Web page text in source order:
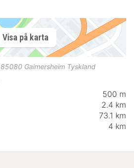
Visa på karta
85080 Gaimersheim Tyskland
500 m
2.4 km
73.1 km
4 km